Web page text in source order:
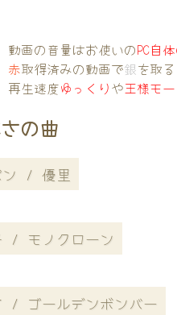
動画の音量はお使いのPC自
赤取得済みの動画で銀を取
再生速度ゆっくりや王様モー
の曲
ン / 優里
/ モノクローン
/ ゴールデンボンバー